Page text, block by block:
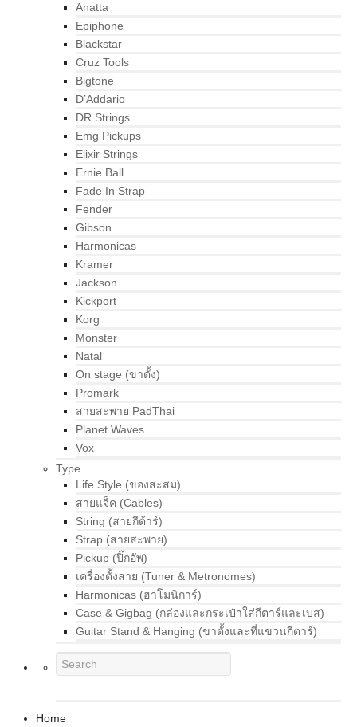
Anatta
Epiphone
Blackstar
Cruz Tools
Bigtone
D’Addario
DR Strings
Emg Pickups
Elixir Strings
Ernie Ball
Fade In Strap
Fender
Gibson
Harmonicas
Kramer
Jackson
Kickport
Korg
Monster
Natal
On stage (ขาตั้ง)
Promark
สายสะพาย PadThai
Planet Waves
Vox
Type
Life Style (ของสะสม)
สายแจ็ค (Cables)
String (สายกีต้าร์)
Strap (สายสะพาย)
Pickup (ปิ๊กอัพ)
เครื่องตั้งสาย (Tuner & Metronomes)
Harmonicas (ฮาโมนิการ์)
Case & Gigbag (กล่องและกระเป๋าใส่กีตาร์และเบส)
Guitar Stand & Hanging (ขาตั้งและที่แขวนกีตาร์)
Home